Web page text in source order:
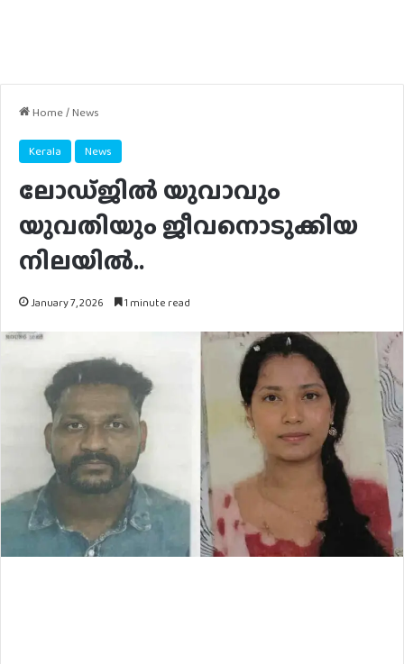
Home/News
Kerala News
ലോഡ്ജില്‍ യുവാവും
യുവതിയും ജീവനൊടുക്കിയ
നിലയില്‍..
January 7, 2026 1 minute read